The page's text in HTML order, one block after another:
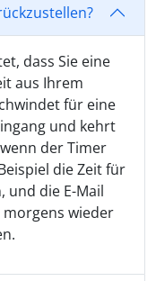
dass Sie eine
aus Ihrem
für eine
und kehrt
der Timer
die Zeit für
und die E-Mail
wieder